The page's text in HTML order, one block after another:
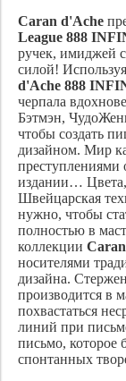
Caran d'Ache
League 888
ручек, имиджей
силой!
d'Ache 888
черпала
Бэтмэн,
чтобы создать
дизайном. Мир
преступлениями
издании…
Швейцарская
нужно, чтобы
полностью в
коллекции
носителями
дизайна.
производится в
похвастаться
линий при
письмо, которое
спонтанных